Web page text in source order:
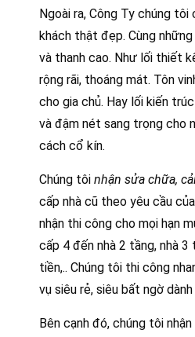
Ngoài ra, Công Ty chúng tôi
khách thật đẹp. Cùng
và thanh cao. Như lối thiết
rộng rãi, thoáng mát. Tôn
cho gia chủ. Hay lối kiến
và đậm nét sang trọng cho
cách cổ kín.
Chúng tôi nhận sửa chữa,
cấp nhà cũ theo yêu cầu
nhận thi công cho mọi hạn
cấp 4 đến nhà 2 tầng, nhà 3
tiền,.. Chúng tôi thi công
vụ siêu rẻ, siêu bất ngờ
Bên cạnh đó, chúng tôi